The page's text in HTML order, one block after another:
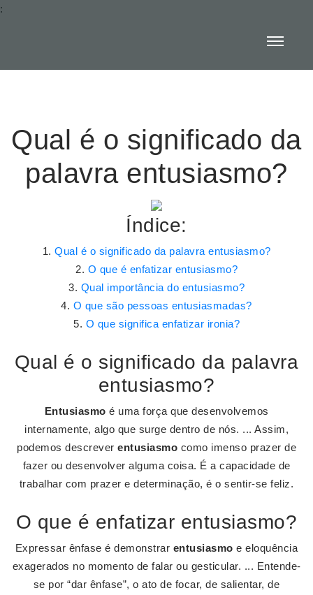
:
Qual é o significado da
palavra entusiasmo?
Índice:
Qual é o significado da palavra entusiasmo?
O que é enfatizar entusiasmo?
Qual importância do entusiasmo?
O que são pessoas entusiasmadas?
O que significa enfatizar ironia?
Qual é o significado da palavra
entusiasmo?
Entusiasmo é uma força que desenvolvemos
internamente, algo que surge dentro de nós. ... Assim,
podemos descrever entusiasmo como imenso prazer de
fazer ou desenvolver alguma coisa. É a capacidade de
trabalhar com prazer e determinação, é o sentir-se feliz.
O que é enfatizar entusiasmo?
Expressar ênfase é demonstrar entusiasmo e eloquência
exagerados no momento de falar ou gesticular. ... Entende-
se por “dar ênfase”, o ato de focar, de salientar, de